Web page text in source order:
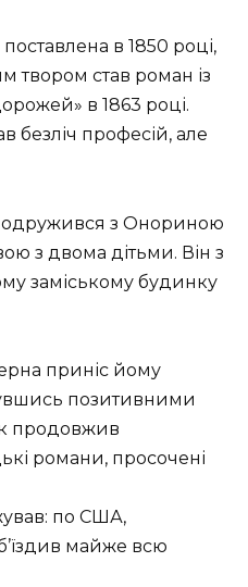
в 1850 році,
став роман із
в 1863 році.
безліч професій, але
одружився з Онориною
з двома дітьми. Він з
заміському будинку
приніс йому
позитивними
продовжив
романи, просочені
по США,
майже всю